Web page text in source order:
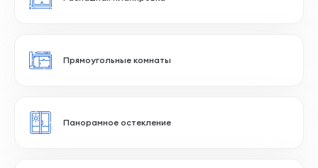
На солнечную сторону